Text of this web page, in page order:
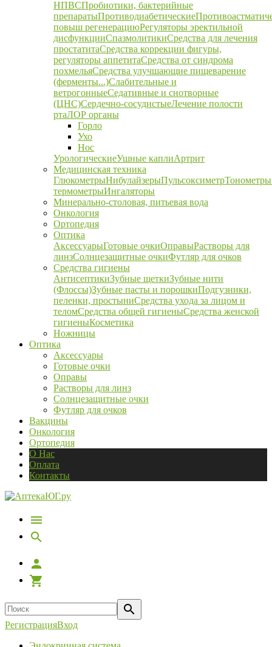
НПВСПробиотики, бактерийные
препаратыПротиводиабетические
повыш регенерациюРегуляторы эректильной
дисфункцииСпазмолитикиСредства для лечения
простатитаСредства коррекции фигуры,
регуляторы аппетитаСредства от синдрома
похмельяСредства улучшающие пищеварение
(ферменты...)Слабительные и
ветрогонныеСедативные и снотворные
(ЦНС)Сердечно-сосудистыеЛечение полости
ртаЛОР органы
Горло
Ухо
Нос
УрологическиеУшные каплиАртрит
Медицинская техника
ГлюкометрыНибулайзерыПульсоксиметрТонометры
термометрыИнгаляторы
Минерально-столовая, питьевая вода
Онкология
Ортопедия
Оптика
АксессуарыГотовые очкиОправыРастворы для
линзСолнцезащитные очкиФутляр для очков
Средства гигиены
АнтисептикиЗубные щеткиЗубные нити
(Флоссы)Зубные пасты и порошкиПодгузники,
пеленки, простыниСредства ухода за лицом и
теломСредства общей гигиеныСредства женской
гигиеныКосметика
Ножницы
Оптика
Аксессуары
Готовые очки
Оправы
Растворы для линз
Солнцезащитные очки
Футляр для очков
Вакцины
Онкология
Ортопедия
О Нас
Оплата
Контакты
РегистрацияВход